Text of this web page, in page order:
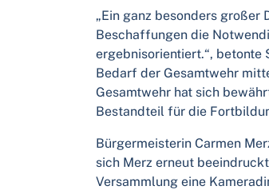
„Ein ganz besonders großer
Beschaffungen die
ergebnisorientiert.“, betonte
Bedarf der Gesamtwehr
Gesamtwehr hat sich
Bestandteil für die
Bürgermeisterin Carmen
sich Merz erneut
Versammlung eine